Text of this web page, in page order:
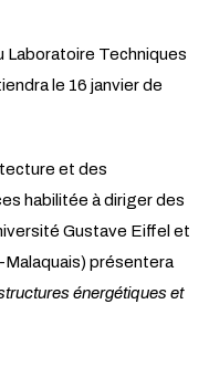
Laboratoire Techniques
le 16 janvier de
et des
habilitée à diriger des
Gustave Eiffel et
Malaquais) présentera
énergétiques et